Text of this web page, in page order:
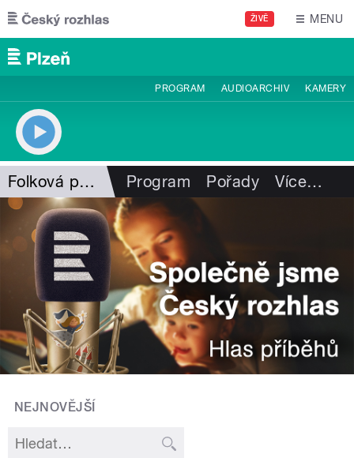
Přejít k hlavnímu obsahu
ŽIVĚ MENU
PROGRAM AUDIOARCHIV KAMERY
Folková pohlazení Program Pořady Více…
NEJNOVĚJŠÍ